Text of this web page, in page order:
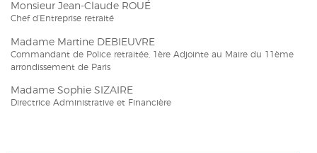
Monsieur Jean-Claude ROUÉ
Chef d’Entreprise retraité
Madame Martine DEBIEUVRE
Commandant de Police retraitée, 1ère Adjointe au Maire du 11ème
arrondissement de Paris
Madame Sophie SIZAIRE
Directrice Administrative et Financière